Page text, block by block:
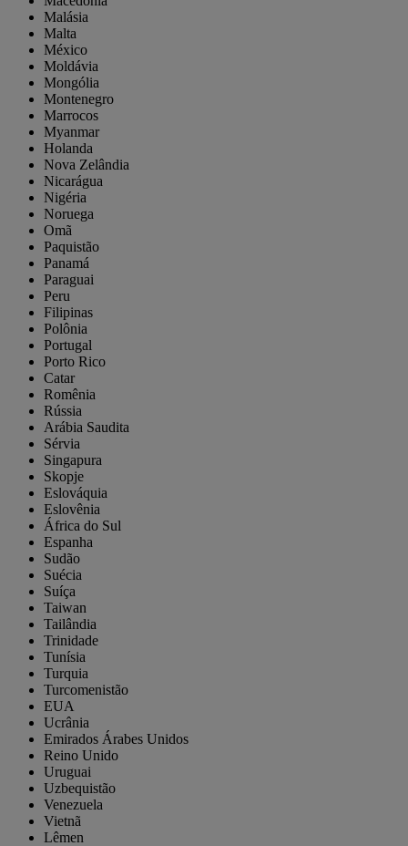
Malásia
Malta
México
Moldávia
Mongólia
Montenegro
Marrocos
Myanmar
Holanda
Nova Zelândia
Nicarágua
Nigéria
Noruega
Omã
Paquistão
Panamá
Paraguai
Peru
Filipinas
Polônia
Portugal
Porto Rico
Catar
Romênia
Rússia
Arábia Saudita
Sérvia
Singapura
Skopje
Eslováquia
Eslovênia
África do Sul
Espanha
Sudão
Suécia
Suíça
Taiwan
Tailândia
Trinidade
Tunísia
Turquia
Turcomenistão
EUA
Ucrânia
Emirados Árabes Unidos
Reino Unido
Uruguai
Uzbequistão
Venezuela
Vietnã
Lêmen